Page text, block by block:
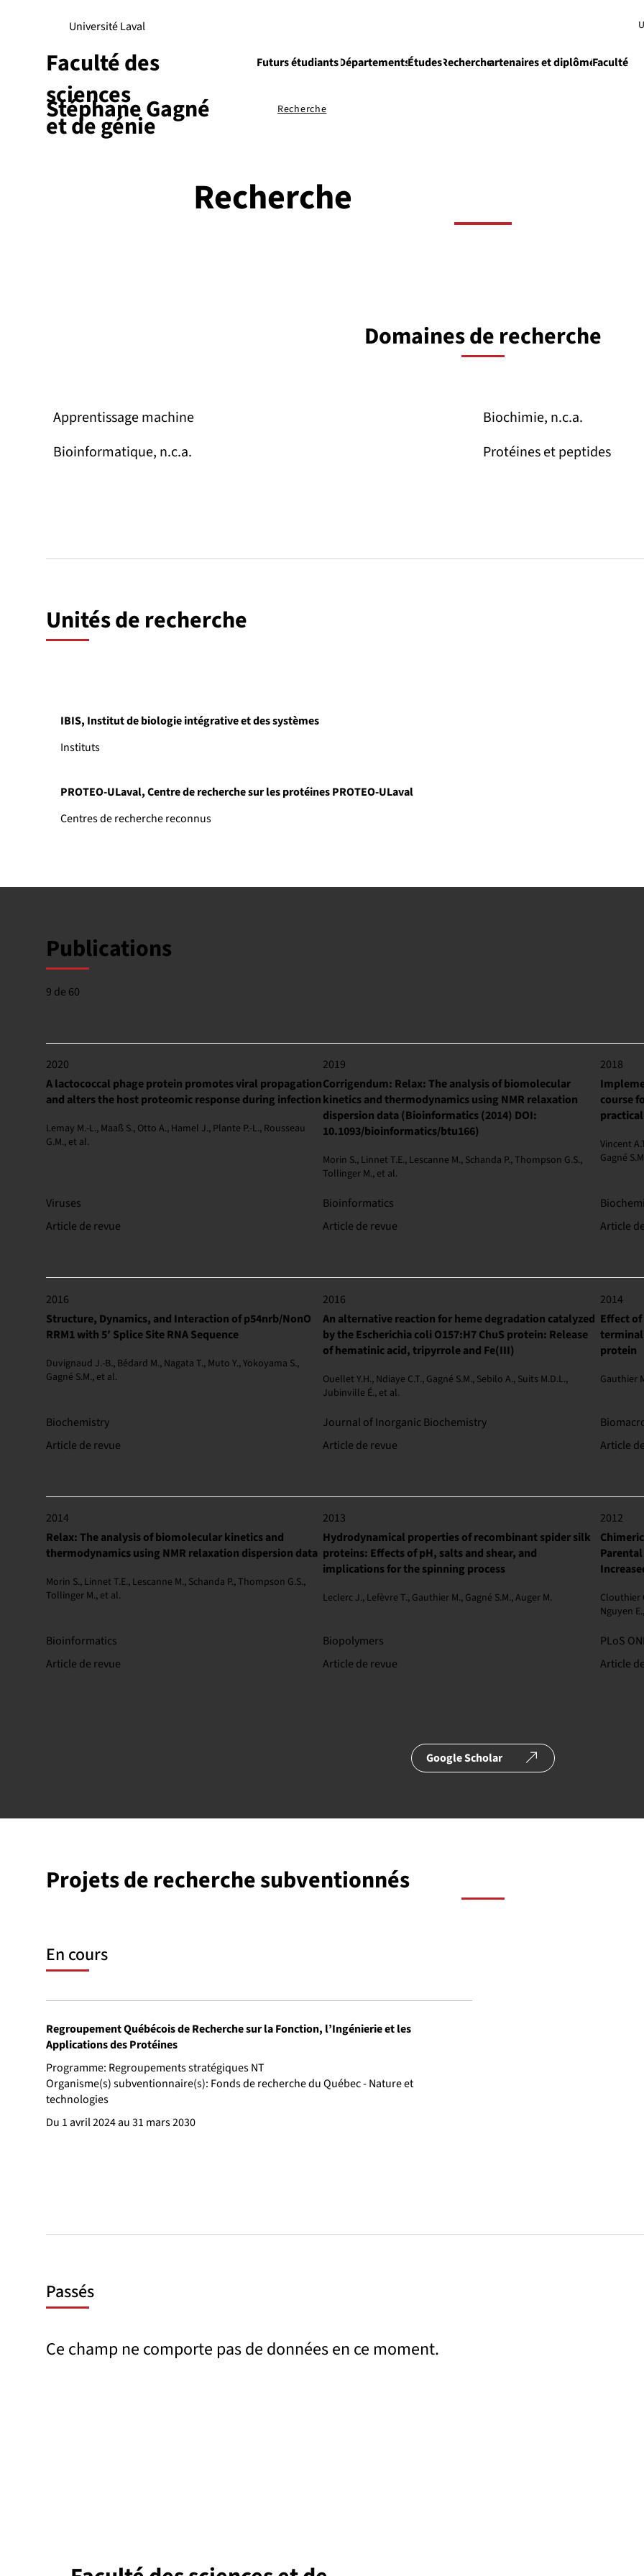
Recherche
Stéphane Gagné
Université Laval
Futurs étudiantsDépartementsÉtudesRecherchePartenaires et diplômésFaculté
Faculté des
sciences
et de génie
Recherche
Domaines de recherche
Apprentissage machine
Biochimie, n.c.a.
Bioinformatique, n.c.a.
Protéines et peptides
Unités de recherche
IBIS, Institut de biologie intégrative et des systèmes
Instituts
PROTEO-ULaval, Centre de recherche sur les protéines PROTEO-ULaval
Centres de recherche reconnus
Publications
9 de 60
2020
A lactococcal phage protein promotes viral propagation
and alters the host proteomic response during infection
Lemay M.-L., Maaß S., Otto A., Hamel J., Plante P.-L., Rousseau
G.M., et al.
Viruses
Article de revue
2019
Corrigendum: Relax: The analysis of biomolecular
kinetics and thermodynamics using NMR relaxation
dispersion data (Bioinformatics (2014) DOI:
10.1093/bioinformatics/btu166)
Morin S., Linnet T.E., Lescanne M., Schanda P., Thompson G.S.,
Tollinger M., et al.
Bioinformatics
Article de revue
2018
course
Vincent
Gagné
Article
2016
Structure, Dynamics, and Interaction of p54nrb/NonO
RRM1 with 5′ Splice Site RNA Sequence
Duvignaud J.-B., Bédard M., Nagata T., Muto Y., Yokoyama S.,
Gagné S.M., et al.
Biochemistry
Article de revue
2016
An alternative reaction for heme degradation catalyzed
by the Escherichia coli O157:H7 ChuS protein: Release
of hematinic acid, tripyrrole and Fe(III)
Ouellet Y.H., Ndiaye C.T., Gagné S.M., Sebilo A., Suits M.D.L.,
Jubinville É., et al.
Journal of Inorganic Biochemistry
Article de revue
2014
Effect
terminal
protein
Gauthier
Article
2014
Relax: The analysis of biomolecular kinetics and
thermodynamics using NMR relaxation dispersion data
Morin S., Linnet T.E., Lescanne M., Schanda P., Thompson G.S.,
Tollinger M., et al.
Bioinformatics
Article de revue
2013
Hydrodynamical properties of recombinant spider silk
proteins: Effects of pH, salts and shear, and
implications for the spinning process
Leclerc J., Lefèvre T., Gauthier M., Gagné S.M., Auger M.
Biopolymers
Article de revue
2012
Clouthier
Nguyen
PLoS
Article
Google Scholar
Projets de recherche subventionnés
En cours
Regroupement Québécois de Recherche sur la Fonction, l’Ingénierie et les
Applications des Protéines
Programme: Regroupements stratégiques NT
Organisme(s) subventionnaire(s): Fonds de recherche du Québec - Nature et
technologies
Du 1 avril 2024 au 31 mars 2030
Passés
Ce champ ne comporte pas de données en ce moment.